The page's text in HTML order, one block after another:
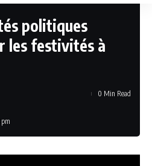
politiques
les festivités à
0 Min Read